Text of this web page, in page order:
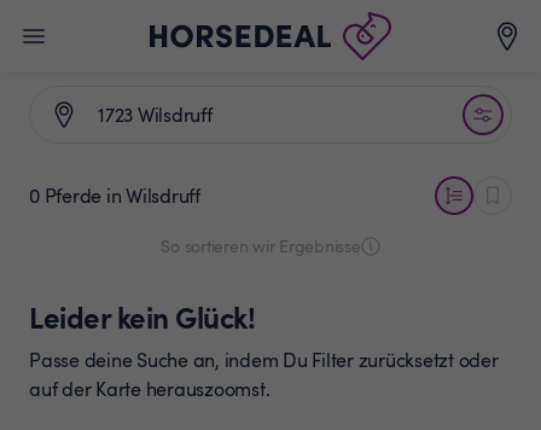
0 Pferde in Wilsdruff
So sortieren wir Ergebnisse
Leider kein Glück!
Passe deine Suche an, indem Du Filter zurücksetzt oder
auf der Karte herauszoomst.